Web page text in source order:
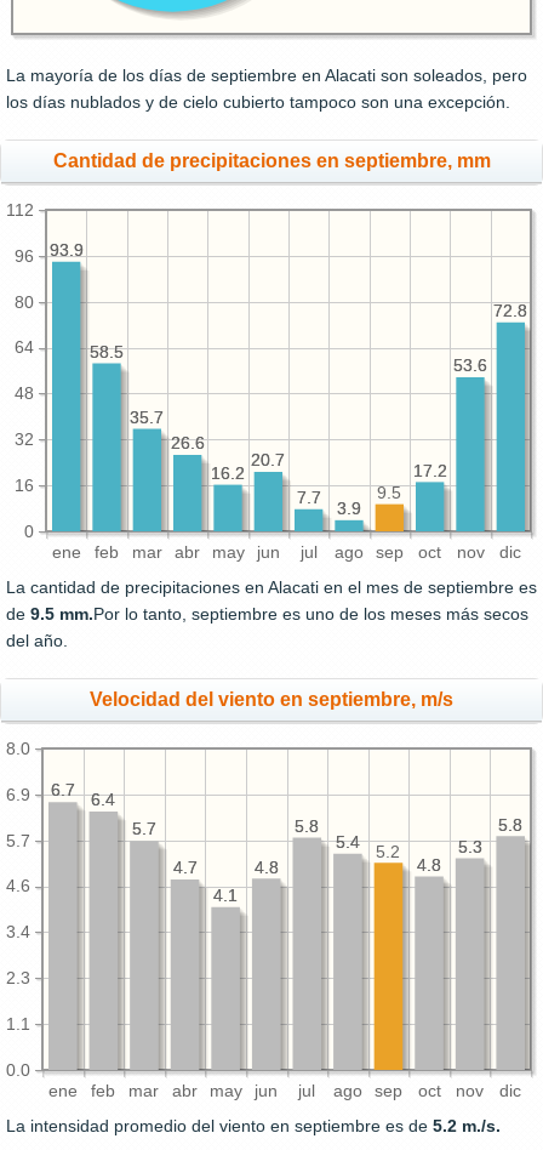
La mayoría de los días de septiembre en Alacati son soleados, pero
los días nublados y de cielo cubierto tampoco son una excepción.
Cantidad de precipitaciones en septiembre, mm
ene feb mar abr may jun jul ago sep oct nov dic
0
16
32
48
64
80
96
112
72.8
53.6
17.2
3.9
7.7
20.7
16.2
26.6
35.7
58.5
93.9
72.8
53.6
17.2
9.5
3.9
7.7
20.7
16.2
26.6
35.7
58.5
93.9
La cantidad de precipitaciones en Alacati en el mes de septiembre es
de 9.5 mm.Por lo tanto, septiembre es uno de los meses más secos
del año.
Velocidad del viento en septiembre, m/s
ene feb mar abr may jun jul ago sep oct nov dic
0.0
1.1
2.3
3.4
4.6
5.7
6.9
8.0
5.8
5.3
4.8
5.4
5.8
4.8
4.1
4.7
5.7
6.4
6.7
5.8
5.3
4.8
5.2
5.4
5.8
4.8
4.1
4.7
5.7
6.4
6.7
La intensidad promedio del viento en septiembre es de 5.2 m./s.